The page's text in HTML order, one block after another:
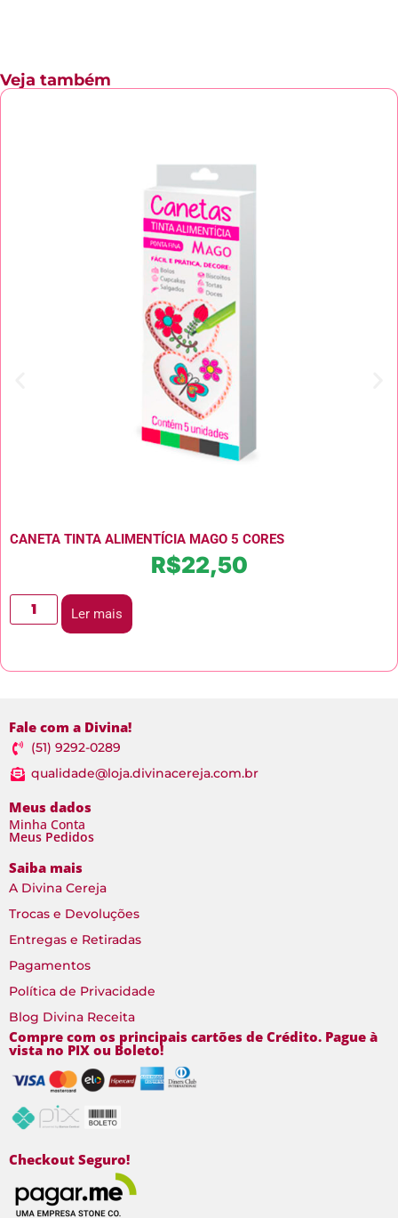
Veja também
CANETA TINTA ALIMENTÍCIA MAGO 5 CORES
R$22,50
Ler mais
Fale com a Divina!
(51) 9292-0289
qualidade@loja.divinacereja.com.br
Meus dados
Minha Conta
Meus Pedidos
Saiba mais
A Divina Cereja
Trocas e Devoluções
Entregas e Retiradas
Pagamentos
Política de Privacidade
Blog Divina Receita
Compre com os principais cartões de Crédito. Pague à
vista no PIX ou Boleto!
Checkout Seguro!